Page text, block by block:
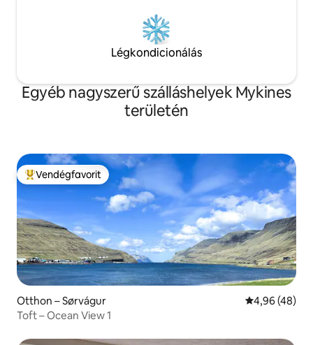
Légkondicionálás
Egyéb nagyszerű szálláshelyek Mykines
területén
Kiemelt vendégfavorit
Vendégfavorit
Otthon – Sørvágur Átlagos
4,96 (48)
Toft – Ocean View 1